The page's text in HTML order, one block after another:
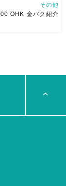
その他
OHK 金バク紹介